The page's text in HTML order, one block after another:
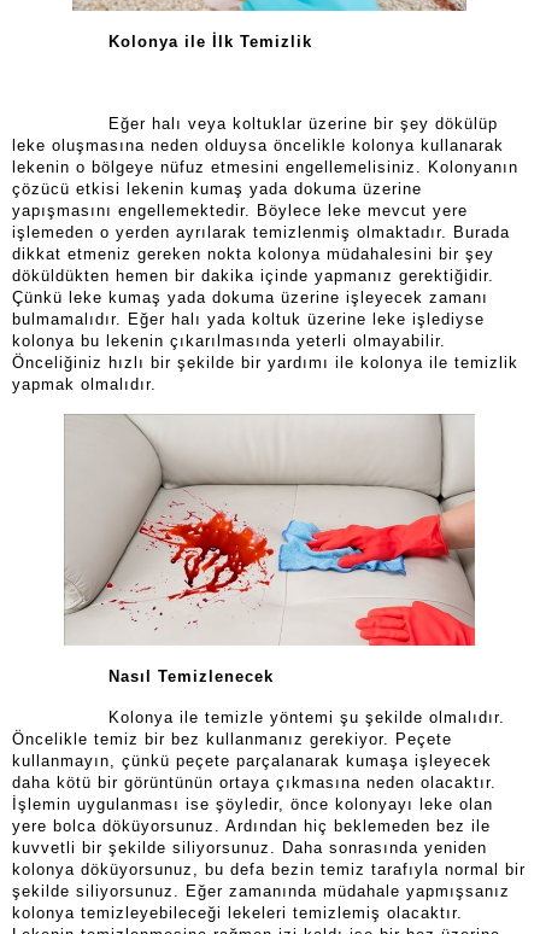
Kolonya ile İlk Temizlik
Eğer halı veya koltuklar üzerine bir şey dökülüp
leke oluşmasına neden olduysa öncelikle kolonya kullanarak
lekenin o bölgeye nüfuz etmesini engellemelisiniz. Kolonyanın
çözücü etkisi lekenin kumaş yada dokuma üzerine
yapışmasını engellemektedir. Böylece leke mevcut yere
işlemeden o yerden ayrılarak temizlenmiş olmaktadır. Burada
dikkat etmeniz gereken nokta kolonya müdahalesini bir şey
döküldükten hemen bir dakika içinde yapmanız gerektiğidir.
Çünkü leke kumaş yada dokuma üzerine işleyecek zamanı
bulmamalıdır. Eğer halı yada koltuk üzerine leke işlediyse
kolonya bu lekenin çıkarılmasında yeterli olmayabilir.
Önceliğiniz hızlı bir şekilde bir yardımı ile kolonya ile temizlik
yapmak olmalıdır.
Nasıl Temizlenecek
Kolonya ile temizle yöntemi şu şekilde olmalıdır.
Öncelikle temiz bir bez kullanmanız gerekiyor. Peçete
kullanmayın, çünkü peçete parçalanarak kumaşa işleyecek
daha kötü bir görüntünün ortaya çıkmasına neden olacaktır.
İşlemin uygulanması ise şöyledir, önce kolonyayı leke olan
yere bolca döküyorsunuz. Ardından hiç beklemeden bez ile
kuvvetli bir şekilde siliyorsunuz. Daha sonrasında yeniden
kolonya döküyorsunuz, bu defa bezin temiz tarafıyla normal bir
şekilde siliyorsunuz. Eğer zamanında müdahale yapmışsanız
kolonya temizleyebileceği lekeleri temizlemiş olacaktır.